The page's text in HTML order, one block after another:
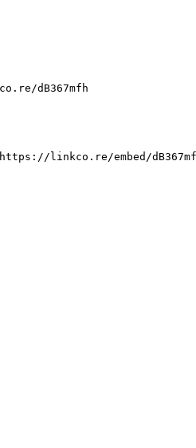
dB367mfh
linkco.re/embed/